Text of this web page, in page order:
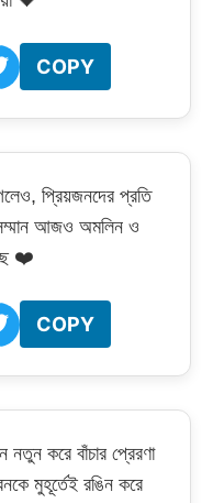
COPY
প্রিয়জনদের প্রতি
আজও অমলিন ও
❤️
COPY
নতুন করে বাঁচার প্রেরণা
মুহূর্তেই রঙিন করে